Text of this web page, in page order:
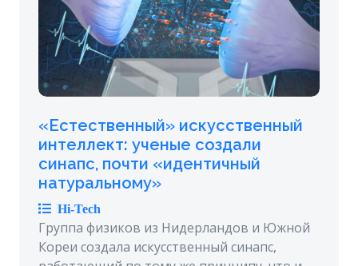
«Естественный» искусственный
интеллект: ученые создали
синапс, почти «идентичный
натуральному»
Hi-Tech
Группа физиков из Нидерландов и Южной
Кореи создала искусственный синапс,